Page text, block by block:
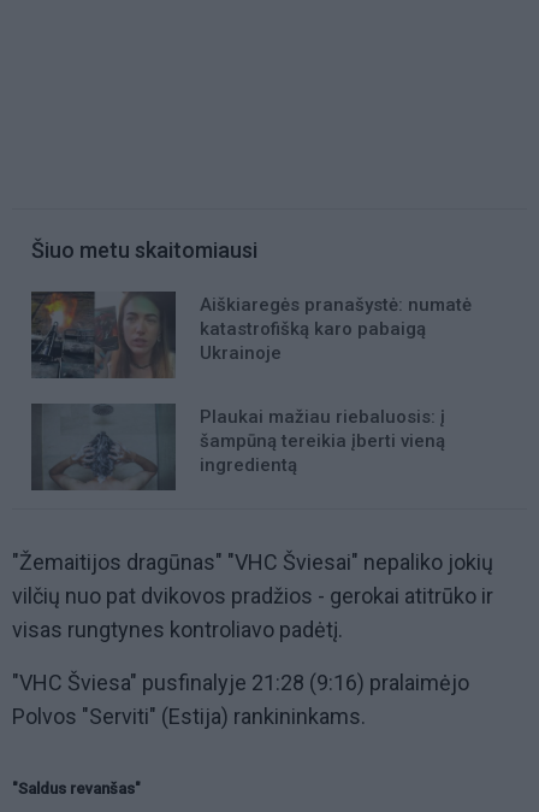
Šiuo metu skaitomiausi
Aiškiaregės pranašystė: numatė
katastrofišką karo pabaigą
Ukrainoje
Plaukai mažiau riebaluosis: į
šampūną tereikia įberti vieną
ingredientą
"Žemaitijos dragūnas" "VHC Šviesai" nepaliko jokių
vilčių nuo pat dvikovos pradžios - gerokai atitrūko ir
visas rungtynes kontroliavo padėtį.
"VHC Šviesa" pusfinalyje 21:28 (9:16) pralaimėjo
Polvos "Serviti" (Estija) rankininkams.
"Saldus revanšas"